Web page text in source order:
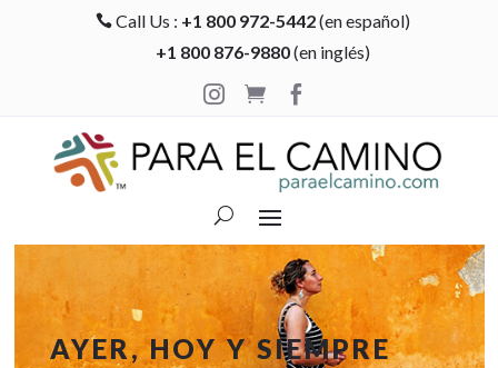
 Call Us : +1 800 972-5442(en español)
+1 800 876-9880(en inglés)

 
AYER, HOY Y SIEMPRE